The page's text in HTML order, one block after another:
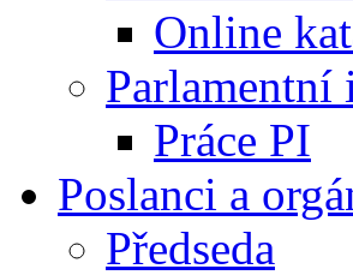
Online
Parlamentní
Práce PI
Poslanci a
Předseda